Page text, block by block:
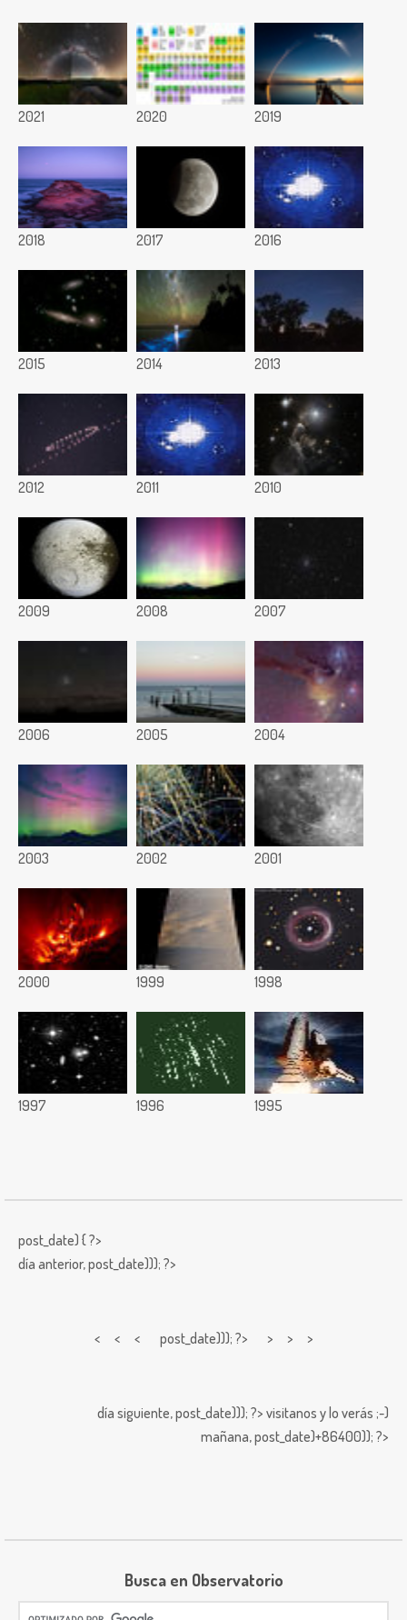
2021 2020 2019
2018 2017 2016
2015 2014 2013
2012 2011 2010
2009 2008 2007
2006 2005 2004
2003 2002 2001
2000 1999 1998
1997 1996 1995
post_date) { ?>
día anterior,post_date))); ?>
< < < post_date))); ?> > > >
día siguiente,post_date))); ?> visitanos y lo verás ;-)
mañana,post_date)+86400)); ?>
Busca en Observatorio